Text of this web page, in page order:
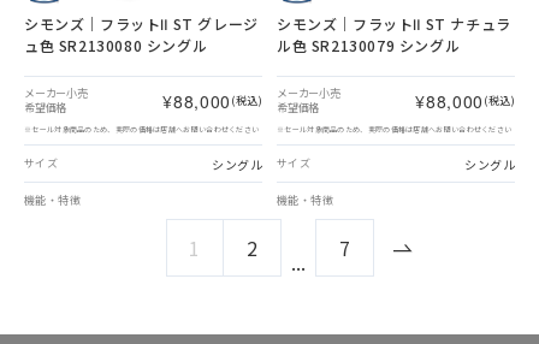
シモンズ｜フラットⅡ ST グレージ
ュ色 SR2130080 シングル
メーカー小売
希望価格
¥88,000 (税込)
※セール対象商品のため、実際の価格は店舗へお問い合わせください
サイズ シングル
機能・特徴
シモンズ｜フラットⅡ ST ナチュラ
ル色 SR2130079 シングル
メーカー小売
希望価格
¥88,000 (税込)
※セール対象商品のため、実際の価格は店舗へお問い合わせください
サイズ シングル
機能・特徴
1 2 ... 7